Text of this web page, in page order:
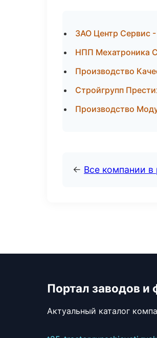
ЗАО Центр Сервис
НПП Мехатроника
Производство
Стройгрупп
Производство
← Все компании
Портал заводов и
Актуальный каталог